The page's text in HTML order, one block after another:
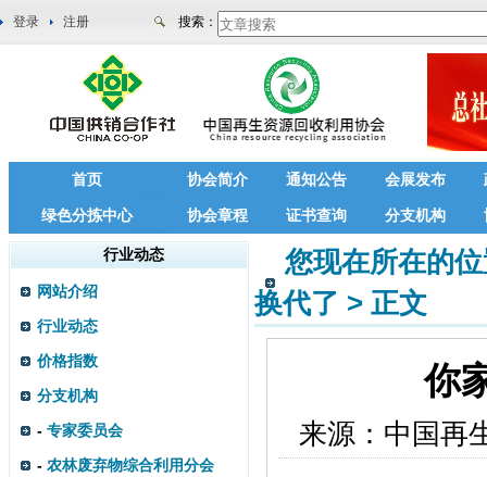
登录 注册 搜索：
首页 协会简介 通知公告 会展发布
绿色分拣中心 协会章程 证书查询 分支机构
行业动态
网站介绍
行业动态
价格指数
分支机构
- 专家委员会
- 农林废弃物综合利用分会
您现在所在的
换代了 > 正文
你
来源： 中国再